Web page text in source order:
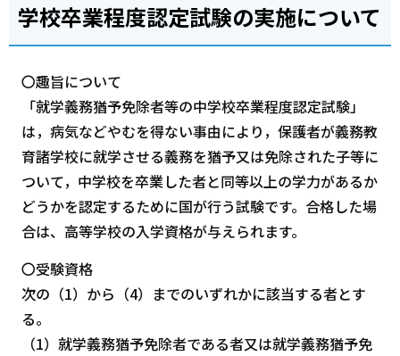
学校卒業程度認定試験の実施について
〇趣旨について
「就学義務猶予免除者等の中学校卒業程度認定試験」
は，病気などやむを得ない事由により，保護者が義務教
育諸学校に就学させる義務を猶予又は免除された子等に
ついて，中学校を卒業した者と同等以上の学力があるか
どうかを認定するために国が行う試験です。合格した場
合は、高等学校の入学資格が与えられます。
〇受験資格
次の（1）から（4）までのいずれかに該当する者とす
る。
（1）就学義務猶予免除者である者又は就学義務猶予免